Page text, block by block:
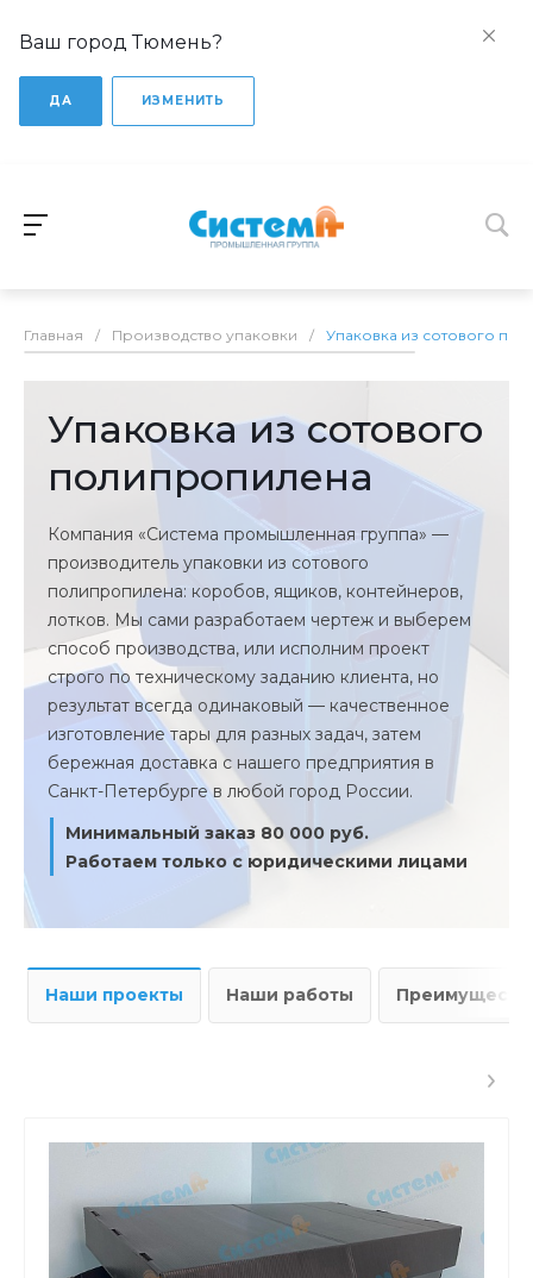
Ваш город Тюмень?
ДА ИЗМЕНИТЬ
Главная / Производство упаковки / Упаковка из сотового
Упаковка из сотового
полипропилена
Компания «Система промышленная группа» —
производитель упаковки из сотового
полипропилена: коробов, ящиков, контейнеров,
лотков. Мы сами разработаем чертеж и выберем
способ производства, или исполним проект
строго по техническому заданию клиента, но
результат всегда одинаковый — качественное
изготовление тары для разных задач, затем
бережная доставка с нашего предприятия в
Санкт-Петербурге в любой город России.
Минимальный заказ 80 000 руб.
Работаем только с юридическими лицами
Наши проекты Наши работы